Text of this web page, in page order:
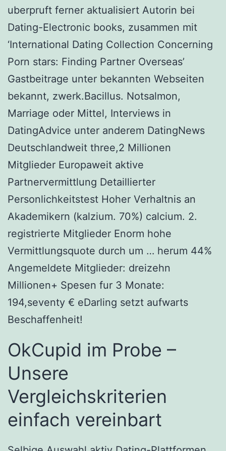
uberpruft ferner aktualisiert Autorin bei
Dating-Electronic books, zusammen mit
‘International Dating Collection Concerning
Porn stars: Finding Partner Overseas’
Gastbeitrage unter bekannten Webseiten
bekannt, zwerk.Bacillus. Notsalmon,
Marriage oder Mittel, Interviews in
DatingAdvice unter anderem DatingNews
Deutschlandweit three,2 Millionen
Mitglieder Europaweit aktive
Partnervermittlung Detaillierter
Personlichkeitstest Hoher Verhaltnis an
Akademikern (kalzium. 70%) calcium. 2.
registrierte Mitglieder Enorm hohe
Vermittlungsquote durch um … herum 44%
Angemeldete Mitglieder: dreizehn
Millionen+ Spesen fur 3 Monate:
194,seventy € eDarling setzt aufwarts
Beschaffenheit!
OkCupid im Probe –
Unsere
Vergleichskriterien
einfach vereinbart